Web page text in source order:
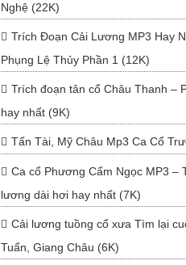
Nghệ (22K)
Trích Đoạn Cải Lương MP3 Hay
Phụng Lệ Thủy Phần 1 (12K)
Trích đoạn tân cổ Châu Thanh –
hay nhất (9K)
Tấn Tài, Mỹ Châu Mp3 Ca Cổ
Ca cổ Phương Cẩm Ngọc MP3 –
lương dài hơi hay nhất (7K)
Cải lương tuồng cổ xưa Tìm lại
Tuấn, Giang Châu (6K)